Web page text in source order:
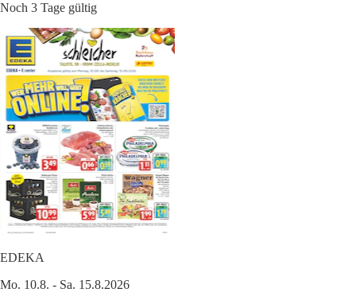
Noch 3 Tage gültig
EDEKA
Mo. 10.8. - Sa. 15.8.2026